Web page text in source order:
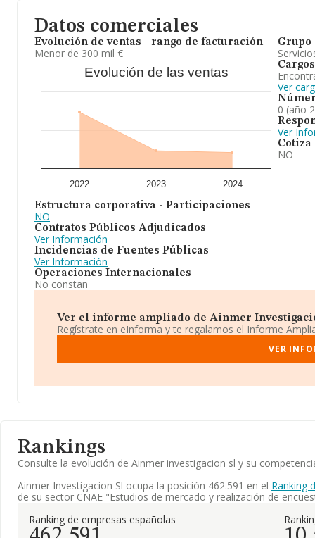
Datos comerciales
Evolución de ventas - rango de facturación
Menor de 300 mil €
Evolución de las ventas
2022 2023 2024
Estructura corporativa - Participaciones
NO
Contratos Públicos Adjudicados
Ver Información
Incidencias de Fuentes Públicas
Ver Información
Operaciones Internacionales
No constan
Grupo
Cargos
Ver
0 (año
Ver
Cotiza
NO
Ver el informe ampliado de Ainmer
Regístrate en eInforma y te regalamos el Informe
VER
Rankings
Consulte la evolución de Ainmer investigacion sl y su
Ainmer Investigacion Sl ocupa la posición 462.591 en el Ranking
de su sector CNAE "Estudios de mercado y realización de
Ranking de empresas españolas